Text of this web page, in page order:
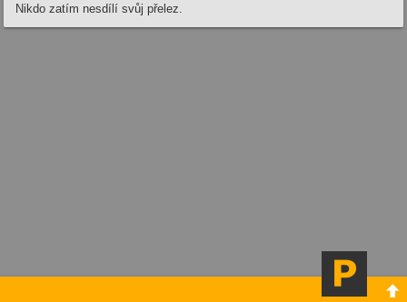
Nikdo zatím nesdílí svůj přelez.
